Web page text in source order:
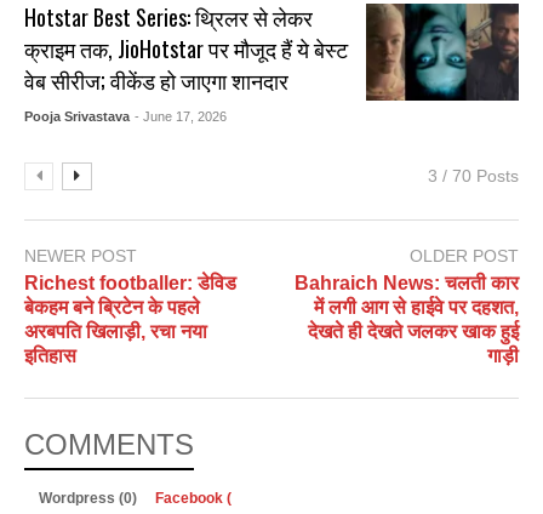
Hotstar Best Series: थ्रिलर से लेकर
क्राइम तक, JioHotstar पर मौजूद हैं ये बेस्ट
वेब सीरीज; वीकेंड हो जाएगा शानदार
Pooja Srivastava - June 17, 2026
3 / 70 Posts
NEWER POST
Richest footballer: डेविड
बेकहम बने ब्रिटेन के पहले
अरबपति खिलाड़ी, रचा नया
इतिहास
OLDER POST
Bahraich News: चलती कार
में लगी आग से हाईवे पर दहशत,
देखते ही देखते जलकर खाक हुई
गाड़ी
COMMENTS
Wordpress (0) Facebook (